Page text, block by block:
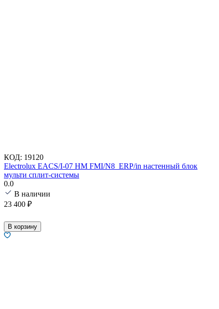
КОД: 19120
Electrolux EACS/I-07 HM FMI/N8_ERP/in настенный блок
мульти сплит-системы
0.0
В наличии
23 400 ₽
В корзину